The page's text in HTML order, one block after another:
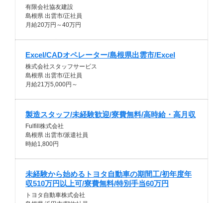
有限会社協友建設
島根県 出雲市/正社員
月給20万円～40万円
Excel/CADオペレーター/島根県出雲市/Excel
株式会社スタッフサービス
島根県 出雲市/正社員
月給21万5,000円～
製造スタッフ/未経験歓迎/寮費無料/高時給・高月収
Fulfill株式会社
島根県 出雲市/派遣社員
時給1,800円
未経験から始めるトヨタ自動車の期間工/初年度年
収510万円以上可/寮費無料/特別手当60万円
トヨタ自動車株式会社